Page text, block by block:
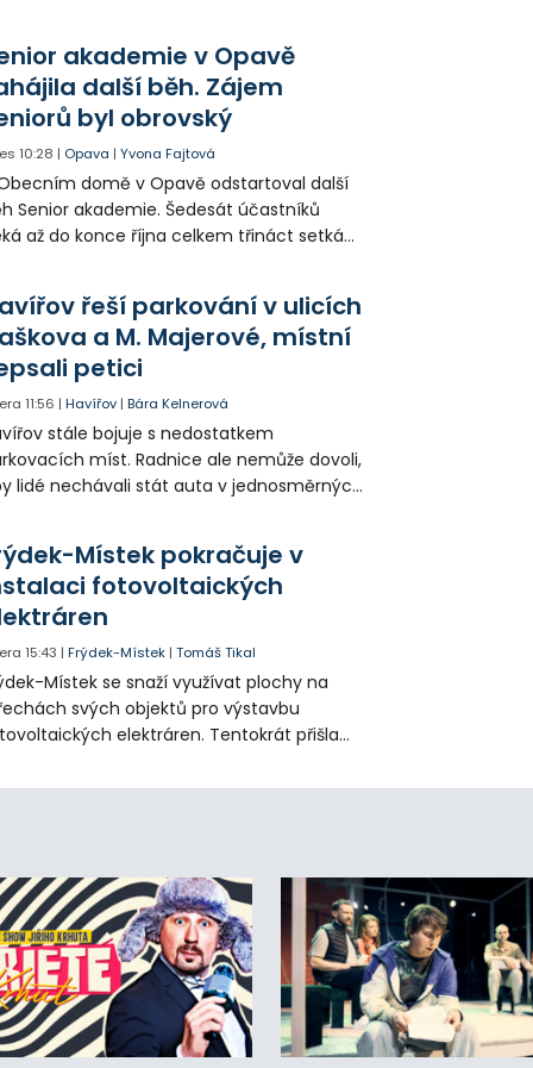
a místostarosta David Kula.
akademie v Opavě
další běh. Zájem
byl obrovský
10:28 | Opava |Yvona Fajtová
domě v Opavě odstartoval další
Senior akademie. Šedesát účastníků
až do konce října celkem třináct setkání
certifikáty o absolvování studia a
dárky.
řeší parkování v ulicích
a M. Majerové, místní
petici
11:56 |Havířov |Bára Kelnerová
stále bojuje s nedostatkem
míst. Radnice ale nemůže dovoli,
lidé nechávali stát auta v jednosměrných
někteří obyvatelé rozhodli sepsat petici.
Místek pokračuje v
fotovoltaických
15:43 |Frýdek-Místek |Tomáš Tikal
Místek se snaží využívat plochy na
svých objektů pro výstavbu
elektráren. Tentokrát přišla